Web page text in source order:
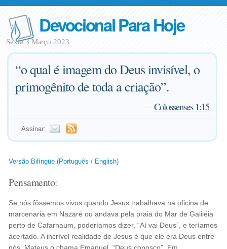
Devocional Para Hoje
Sexta 3 Março 2023
“o qual é imagem do Deus invisível, o
primogênito de toda a criação”.
—Colossenses 1:15
Assinar:
Versão Bilíngüe (Português / English)
Pensamento:
Se nós fôssemos vivos quando Jesus trabalhava na oficina de
marcenaria em Nazaré ou andava pela praia do Mar de Galiléia
perto de Cafarnaum, poderíamos dizer, “Aí vai Deus”, e teríamos
acertado. A incrível realidade de Jesus é que ele era Deus entre